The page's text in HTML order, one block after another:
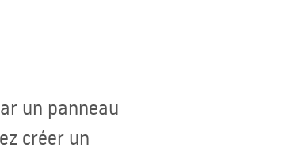
un panneau
créer un